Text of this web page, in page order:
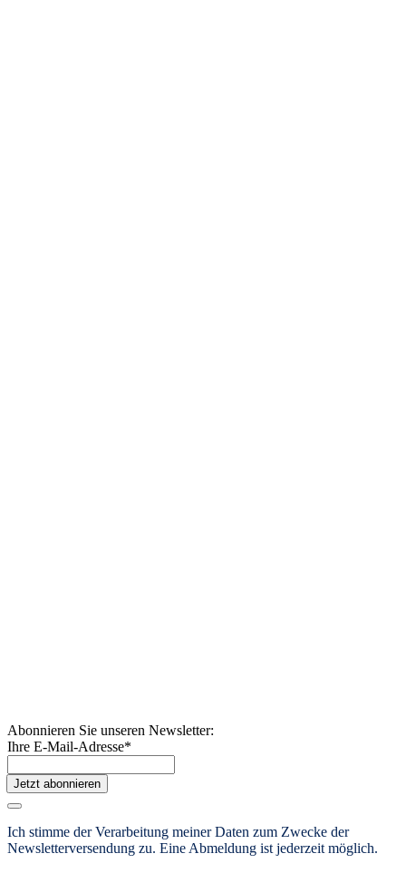
Abonnieren Sie unseren Newsletter:
Ihre E-Mail-Adresse*
Jetzt abonnieren
Ich stimme der Verarbeitung meiner Daten zum Zwecke der
Newsletterversendung zu. Eine Abmeldung ist jederzeit möglich.